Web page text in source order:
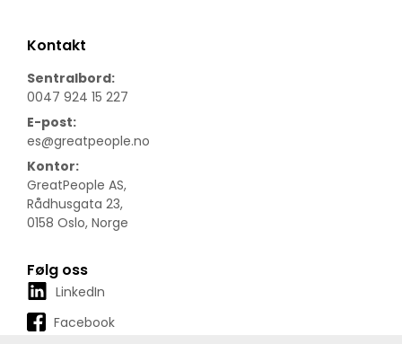
Kontakt
Sentralbord:
0047 924 15 227
E-post:
es@greatpeople.no
Kontor:
GreatPeople AS,
Rådhusgata 23,
0158 Oslo, Norge
Følg oss
LinkedIn
Facebook